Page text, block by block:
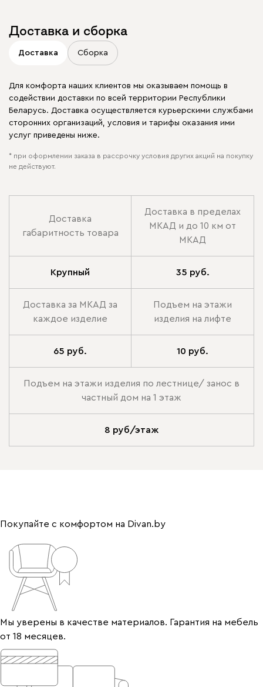
Доставка и сборка
Доставка Сборка
Для комфорта наших клиентов мы оказываем помощь в
содействии доставки по всей территории Республики
Беларусь. Доставка осуществляется курьерскими службами
сторонних организаций, условия и тарифы оказания ими
услуг приведены ниже.
* при оформлении заказа в рассрочку условия других акций на покупку
не действуют.
Доставка
габаритность товара
Доставка в пределах
МКАД и до 10 км от
МКАД
Крупный 35 руб.
Доставка за МКАД за
каждое изделие
Подъем на этажи
изделия на лифте
65 руб. 10 руб.
Подъем на этажи изделия по лестнице/ занос в
частный дом на 1 этаж
8 руб/этаж
Покупайте с комфортом на Divan.by
Мы уверены в качестве материалов. Гарантия на мебель
от 18 месяцев.